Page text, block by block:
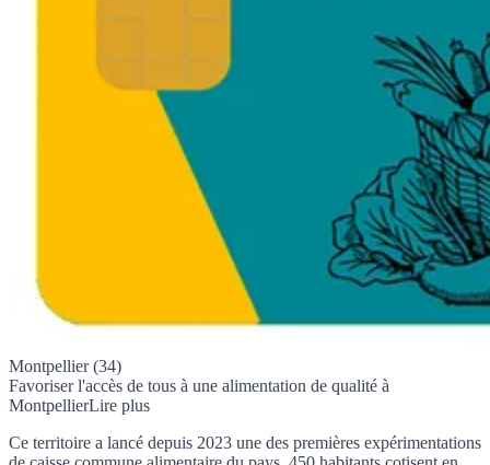
Montpellier (34)
Favoriser l'accès de tous à une alimentation de qualité à
MontpellierLire plus
Ce territoire a lancé depuis 2023 une des premières expérimentations